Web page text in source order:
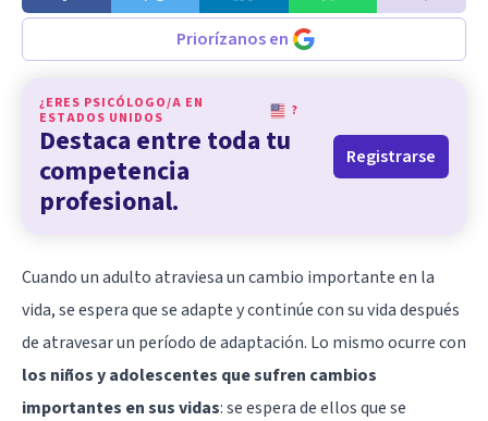
Priorízanos en
¿ERES PSICÓLOGO/A EN
ESTADOS UNIDOS
?
Destaca entre toda tu
competencia
profesional.
Registrarse
Cuando un adulto atraviesa un cambio importante en la
vida, se espera que se adapte y continúe con su vida después
de atravesar un período de adaptación. Lo mismo ocurre con
los niños y adolescentes que sufren cambios
importantes en sus vidas: se espera de ellos que se